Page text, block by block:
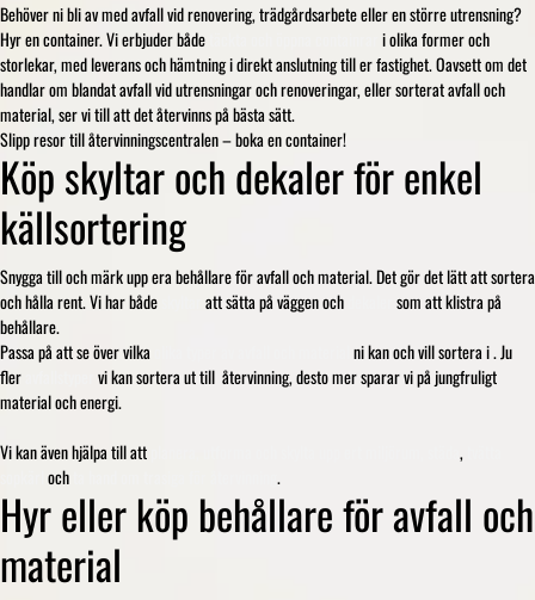
Behöver ni bli av med avfall vid renovering, trädgårdsarbete eller en större utrensning?
Hyr en container. Vi erbjuder både
i olika former och
storlekar, med leverans och hämtning i direkt anslutning till er fastighet. Oavsett om det
handlar om blandat avfall vid utrensningar och renoveringar, eller sorterat avfall och
material, ser vi till att det återvinns på bästa sätt.
Slipp resor till återvinningscentralen – boka en container!
Köp skyltar och dekaler för enkel
källsortering
Snygga till och märk upp era behållare för avfall och material. Det gör det lätt att sortera
och hålla rent. Vi har både
att sätta på väggen och
som att klistra på
behållare.
Passa på att se över vilka
ni kan och vill sortera i . Ju
fler
vi kan sortera ut till återvinning, desto mer sparar vi på jungfruligt
material och energi.
Vi kan även hjälpa till att
,
och .
Hyr eller köp behållare för avfall och
material